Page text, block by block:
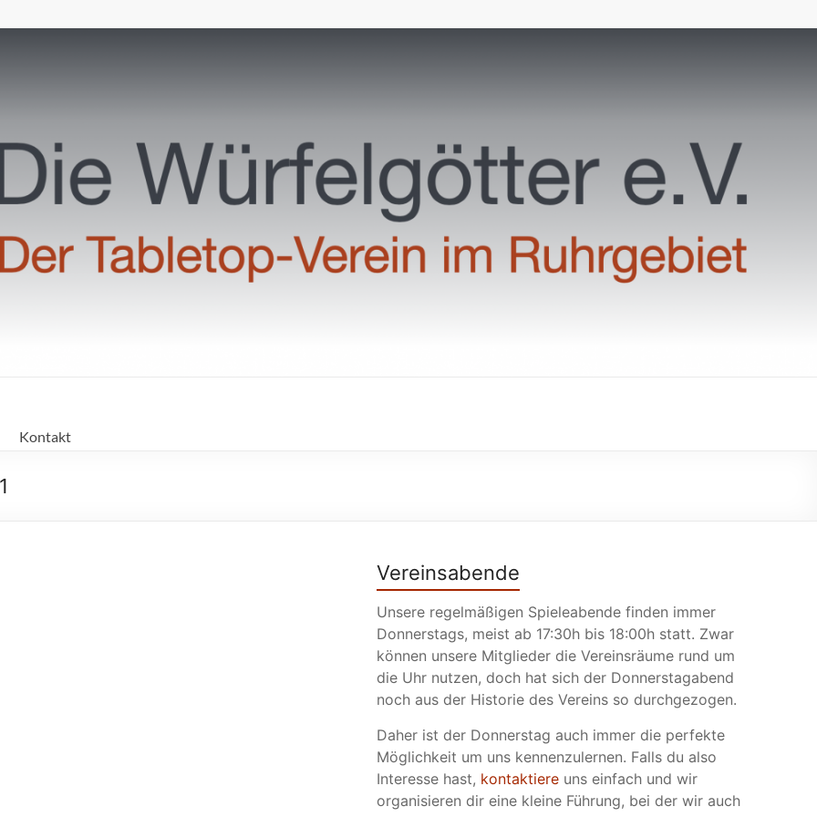
Kontakt
Vereinsabende
Unsere regelmäßigen Spieleabende finden immer
Donnerstags, meist ab 17:30h bis 18:00h statt. Zwar
können unsere Mitglieder die Vereinsräume rund um
die Uhr nutzen, doch hat sich der Donnerstagabend
noch aus der Historie des Vereins so durchgezogen.
Daher ist der Donnerstag auch immer die perfekte
Möglichkeit um uns kennenzulernen. Falls du also
Interesse hast, kontaktiere uns einfach und wir
organisieren dir eine kleine Führung, bei der wir auch